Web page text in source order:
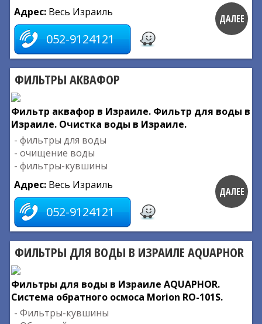
Адрес: Весь Израиль
052-9124121
ДАЛЕЕ
ФИЛЬТРЫ АКВАФОР
Фильтр аквафор в Израиле. Фильтр для воды в
Израиле. Очистка воды в Израиле.
- фильтры для воды
- очищение воды
- фильтры-кувшины
Адрес: Весь Израиль
052-9124121
ДАЛЕЕ
ФИЛЬТРЫ ДЛЯ ВОДЫ В ИЗРАИЛЕ AQUAPHOR
Фильтры для воды в Израиле AQUAPHOR.
Система обратного осмоса Morion RO-101S.
- Фильтры-кувшины